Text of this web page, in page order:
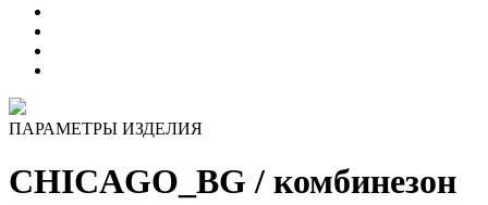
ПАРАМЕТРЫ ИЗДЕЛИЯ
CHICAGO_BG/ комбинезон